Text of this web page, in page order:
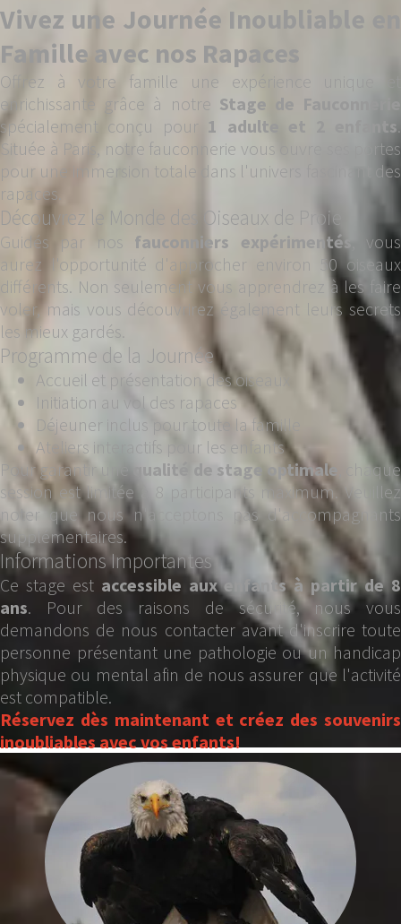
Vivez une Journée Inoubliable en
Famille avec nos Rapaces
Offrez à votre famille une expérience unique et
enrichissante grâce à notre Stage de Fauconnerie
spécialement conçu pour 1 adulte et 2 enfants
Située à Paris, notre fauconnerie vous ouvre ses portes
pour une immersion totale dans l'univers fascinant des
rapaces.
Découvrez le Monde des Oiseaux de Proie
Guidés par nos fauconniers expérimentés
, vous
aurez l'opportunité d'approcher environ 50 oiseaux
différents. Non seulement vous apprendrez à les faire
voler, mais vous découvrirez également leurs secrets
les mieux gardés.
Programme de la Journée
Accueil et présentation des oiseaux
Initiation au vol des rapaces
Déjeuner inclus pour toute la famille
Ateliers interactifs pour les enfants
Pour garantir une
qualité de stage optimale
, chaque
session est limitée à 8 participants maximum. Veuillez
noter que nous n'acceptons pas d'accompagnants
supplémentaires.
Informations Importantes
Ce stage est accessible aux enfants à partir de 8
ans. Pour des raisons de sécurité, nous vous
demandons de nous contacter avant d'inscrire toute
personne présentant une pathologie ou un handicap
physique ou mental afin de nous assurer que l'activité
est compatible.
Réservez dès maintenant et créez des souvenirs
inoubliables avec vos enfants!